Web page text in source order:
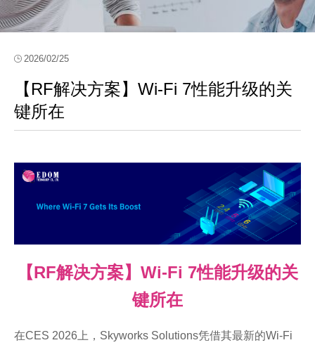
2026/02/25
【RF解决方案】Wi-Fi 7性能升级的关
键所在
【RF解决方案】Wi-Fi 7性能升级的关
键所在
在CES 2026上，Skyworks Solutions凭借其最新的Wi-Fi